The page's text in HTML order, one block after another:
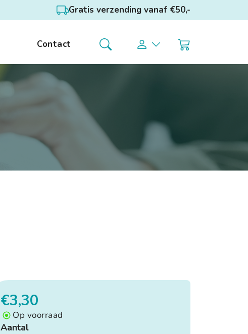
Gratis verzending vanaf €50,-
Contact
€3,30
Op voorraad
Aantal